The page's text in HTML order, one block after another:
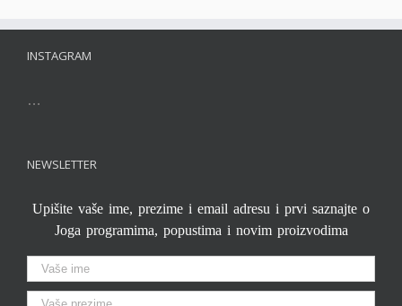
INSTAGRAM
…
NEWSLETTER
Upišite vaše ime, prezime i email adresu i prvi saznajte o
Joga programima, popustima i novim proizvodima